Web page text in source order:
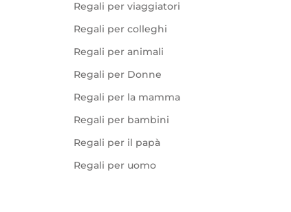
Regali per viaggiatori
Regali per colleghi
Regali per animali
Regali per Donne
Regali per la mamma
Regali per bambini
Regali per il papà
Regali per uomo